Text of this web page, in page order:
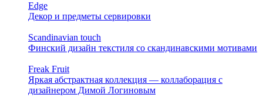
Edge
Декор и предметы сервировки
Scandinavian touch
Финский дизайн текстиля со скандинавскими мотивами
Freak Fruit
Яркая абстрактная коллекция — коллаборация с
дизайнером Димой Логиновым